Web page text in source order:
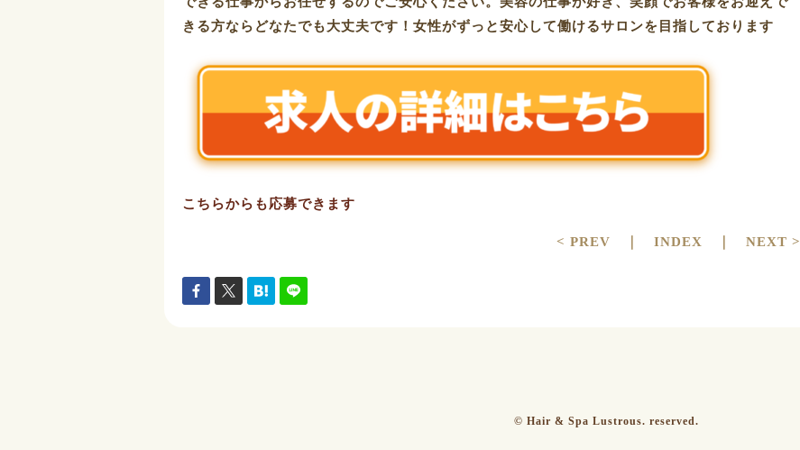
きる方ならどなたでも大丈夫です！女性がずっと安心して働けるサロンを目指しております
こちらからも応募できます
< PREV INDEX NEXT >
© Hair & Spa Lustrous. reserved.